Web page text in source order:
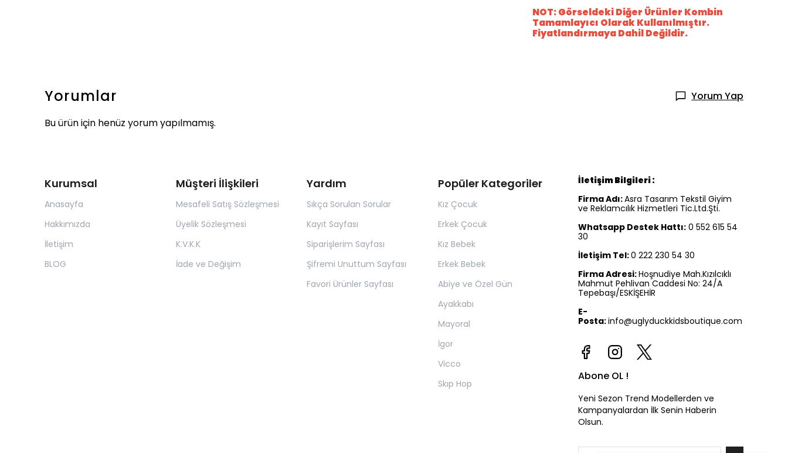
NOT: Görseldeki Diğer Ürünler Kombin
Tamamlayıcı Olarak Kullanılmıştır.
Fiyatlandırmaya Dahil Değildir.
Yorumlar
Yorum Yap
Bu ürün için henüz yorum yapılmamış.
Kurumsal
Anasayfa
Hakkımızda
İletişim
BLOG
Müşteri İlişkileri
Mesafeli Satış Sözleşmesi
Üyelik Sözleşmesi
K.V.K.K
İade ve Değişim
Yardım
Sıkça Sorulan Sorular
Kayıt Sayfası
Siparişlerim Sayfası
Şifremi Unuttum Sayfası
Favori Ürünler Sayfası
Popüler Kategoriler
Kız Çocuk
Erkek Çocuk
Kız Bebek
Erkek Bebek
Abiye ve Özel Gün
Ayakkabı
Mayoral
İgor
Vicco
Skıp Hop
İletişim Bilgileri :
Firma Adı:Asra Tasarım Tekstil Giyim
ve Reklamcılık Hizmetleri Tic.Ltd.Şti.
Whatsapp Destek Hattı: 0 552 615 54
30
İletişim Tel:0 222 230 54 30
Firma Adresi:Hoşnudiye Mah.Kızılcıklı
Mahmut Pehlivan Caddesi No: 24/A
Tepebaşı/ESKİŞEHİR
E-
Posta:info@uglyduckkidsboutique.com
Abone OL !
Yeni Sezon Trend Modellerden ve
Kampanyalardan İlk Senin Haberin
Olsun.